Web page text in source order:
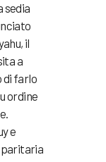
sedia
il
a
di farlo
ordine
e
paritaria